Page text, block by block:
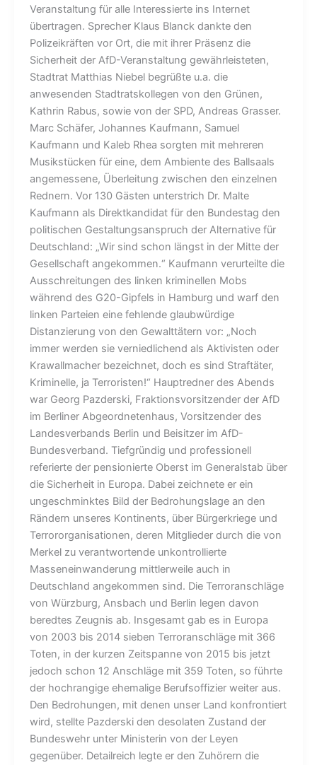
Veranstaltung für alle Interessierte ins Internet
übertragen. Sprecher Klaus Blanck dankte den
Polizeikräften vor Ort, die mit ihrer Präsenz die
Sicherheit der AfD-Veranstaltung gewährleisteten,
Stadtrat Matthias Niebel begrüßte u.a. die
anwesenden Stadtratskollegen von den Grünen,
Kathrin Rabus, sowie von der SPD, Andreas Grasser.
Marc Schäfer, Johannes Kaufmann, Samuel
Kaufmann und Kaleb Rhea sorgten mit mehreren
Musikstücken für eine, dem Ambiente des Ballsaals
angemessene, Überleitung zwischen den einzelnen
Rednern. Vor 130 Gästen unterstrich Dr. Malte
Kaufmann als Direktkandidat für den Bundestag den
politischen Gestaltungsanspruch der Alternative für
Deutschland: „Wir sind schon längst in der Mitte der
Gesellschaft angekommen.“ Kaufmann verurteilte die
Ausschreitungen des linken kriminellen Mobs
während des G20-Gipfels in Hamburg und warf den
linken Parteien eine fehlende glaubwürdige
Distanzierung von den Gewalttätern vor: „Noch
immer werden sie verniedlichend als Aktivisten oder
Krawallmacher bezeichnet, doch es sind Straftäter,
Kriminelle, ja Terroristen!“ Hauptredner des Abends
war Georg Pazderski, Fraktionsvorsitzender der AfD
im Berliner Abgeordnetenhaus, Vorsitzender des
Landesverbands Berlin und Beisitzer im AfD-
Bundesverband. Tiefgründig und professionell
referierte der pensionierte Oberst im Generalstab über
die Sicherheit in Europa. Dabei zeichnete er ein
ungeschminktes Bild der Bedrohungslage an den
Rändern unseres Kontinents, über Bürgerkriege und
Terrororganisationen, deren Mitglieder durch die von
Merkel zu verantwortende unkontrollierte
Masseneinwanderung mittlerweile auch in
Deutschland angekommen sind. Die Terroranschläge
von Würzburg, Ansbach und Berlin legen davon
beredtes Zeugnis ab. Insgesamt gab es in Europa
von 2003 bis 2014 sieben Terroranschläge mit 366
Toten, in der kurzen Zeitspanne von 2015 bis jetzt
jedoch schon 12 Anschläge mit 359 Toten, so führte
der hochrangige ehemalige Berufsoffizier weiter aus.
Den Bedrohungen, mit denen unser Land konfrontiert
wird, stellte Pazderski den desolaten Zustand der
Bundeswehr unter Ministerin von der Leyen
gegenüber. Detailreich legte er den Zuhörern die